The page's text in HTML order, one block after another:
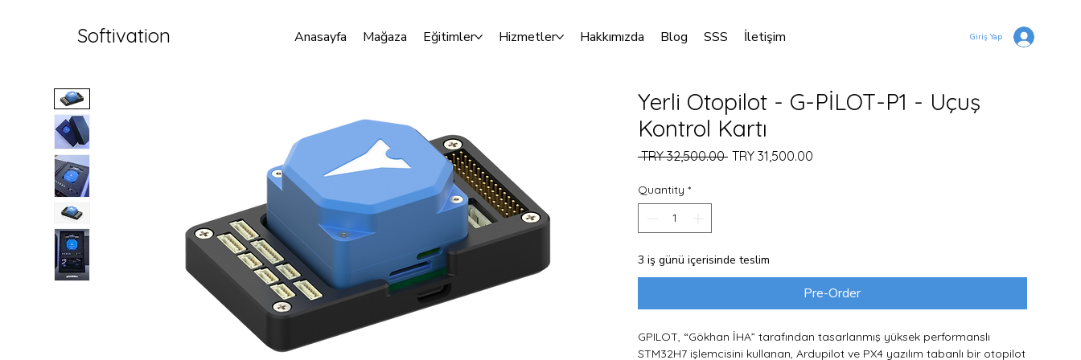
Softivation Giriş Yap
Anasayfa Mağaza Eğitimler Hizmetler Hakkımızda Blog SSS İletişim
Yerli Otopilot - G-PİLOT-P1 - Uçuş
Kontrol Kartı
TRY 32,500.00 Regular Price
TRY 31,500.00Sale Price
Quantity *
3 iş günü içerisinde teslim
Pre-Order
GPILOT, “Gökhan İHA” tarafından tasarlanmış yüksek performanslı
STM32H7 işlemcisini kullanan, Ardupilot ve PX4 yazılım tabanlı bir otopilot